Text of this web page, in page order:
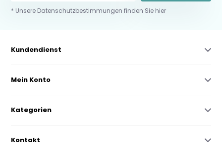
* Unsere Datenschutzbestimmungen finden Sie hier
Kundendienst
Mein Konto
Kategorien
Kontakt